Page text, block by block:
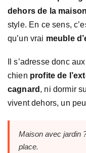
dehors de la maison
style. En ce sens,
qu’un vrai meuble
Il s’adresse donc
chien profite de
cagnard , ni dormir
vivent dehors, un
Maison avec jardin
place.